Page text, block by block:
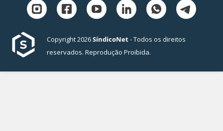
Copyright 2026SíndicoNet- Todos os direitos
reservados. Reprodução Proibida.